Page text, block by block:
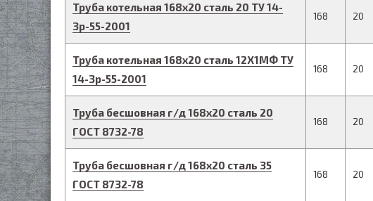
Труба котельная 168х20 сталь 20 ТУ 14-
3р-55-2001
168 20
Труба котельная 168х20 сталь 12Х1МФ ТУ
14-3р-55-2001
168 20
Труба бесшовная г/д168х20 сталь 20
ГОСТ 8732-78
168 20
Труба бесшовная г/д168х20 сталь 35
ГОСТ 8732-78
168 20